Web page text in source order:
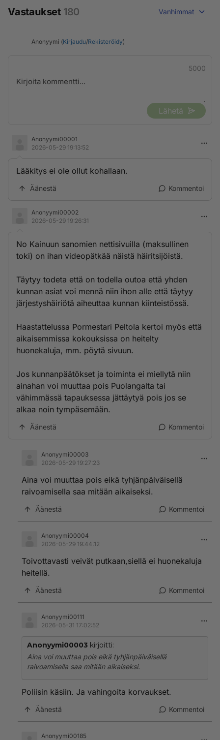
Vastaukset 180 Vanhimmat
Anonyymi (Kirjaudu/Rekisteröidy)
5000
Lähetä
Anonyymi00001
2026-05-29 19:13:52
Lääkitys ei ole ollut kohallaan.
Äänestä Kommentoi
Anonyymi00002
2026-05-29 19:26:31
No Kainuun sanomien nettisivuilla (maksullinen
toki) on ihan videopätkää näistä häiritsijöistä.
Täytyy todeta että on todella outoa että yhden
kunnan asiat voi mennä niin ihon alle että täytyy
järjestyshäiriötä aiheuttaa kunnan kiinteistössä.
Haastattelussa Pormestari Peltola kertoi myös että
aikaisemmissa kokouksissa on heitelty
huonekaluja, mm. pöytä sivuun.
Jos kunnanpäätökset ja toiminta ei miellytä niin
ainahan voi muuttaa pois Puolangalta tai
vähimmässä tapauksessa jättäytyä pois jos se
alkaa noin tympäsemään.
Äänestä Kommentoi
Anonyymi00003
2026-05-29 19:27:23
Aina voi muuttaa pois eikä tyhjänpäiväisellä
raivoamisella saa mitään aikaiseksi.
Äänestä Kommentoi
Anonyymi00004
2026-05-29 19:44:12
Toivottavasti veivät putkaan,siellä ei huonekaluja
heitellä.
Äänestä Kommentoi
Anonyymi00111
2026-05-31 17:02:52
Anonyymi00003 kirjoitti:
Aina voi muuttaa pois eikä tyhjänpäiväisellä
raivoamisella saa mitään aikaiseksi.
Poliisin käsiin. Ja vahingoita korvaukset.
Äänestä Kommentoi
Anonyymi00185